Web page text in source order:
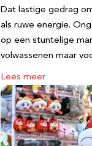
Dat lastige gedrag
als ruwe energie.
op een stuntelige
volwassenen maar
Lees meer